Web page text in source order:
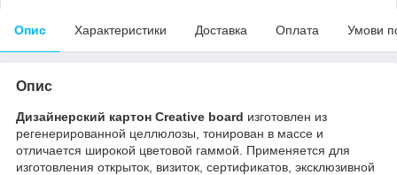
Опис Характеристики Доставка Оплата Умови
Опис
Дизайнерский картон Creative board изготовлен из
регенерированной целлюлозы, тонирован в массе и
отличается широкой цветовой гаммой. Применяется для
изготовления открыток, визиток, сертификатов, эксклюзивной